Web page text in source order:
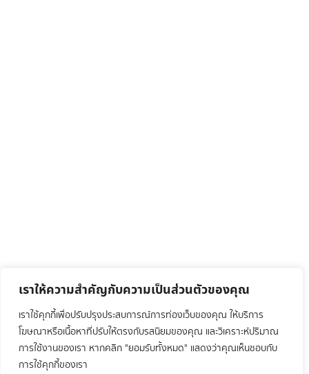
เราให้ความสำคัญกับความเป็นส่วนตัวของคุณ
เราใช้คุกกี้เพื่อปรับปรุงประสบการณ์การท่องเว็บของคุณ ให้บริการ
โฆษณาหรือเนื้อหาที่ปรับให้ตรงกับรสนิยมของคุณ และวิเคราะห์ปริมาณ
การใช้งานของเรา หากคลิก "ยอมรับทั้งหมด" แสดงว่าคุณเห็นชอบกับ
การใช้คุกกี้ของเรา